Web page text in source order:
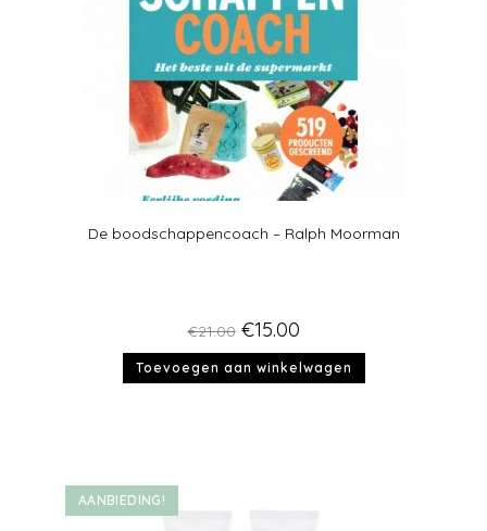
De boodschappencoach – Ralph Moorman
€21.00 €15.00
Toevoegen aan winkelwagen
AANBIEDING!